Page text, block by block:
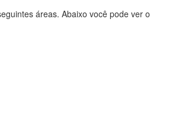
áreas. Abaixo você pode ver o